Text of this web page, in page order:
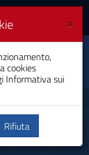
e
×
cookies
Informativa sui
Rifiuta